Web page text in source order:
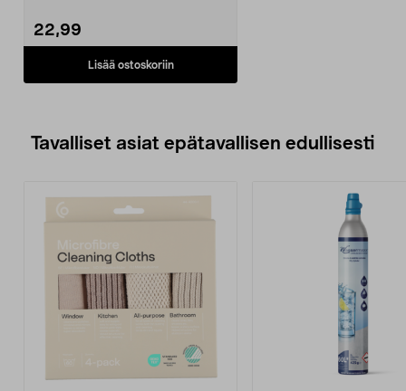
22,99
Lisää ostoskoriin
Tavalliset asiat epätavallisen edullisesti